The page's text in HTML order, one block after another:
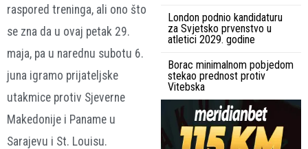
raspored treninga, ali ono što
se zna da u ovaj petak 29.
maja, pa u narednu subotu 6.
juna igramo prijateljske
utakmice protiv Sjeverne
Makedonije i Paname u
Sarajevu i St. Louisu.
London podnio kandidaturu
za Svjetsko prvenstvo u
atletici 2029. godine
Borac minimalnom pobjedom
stekao prednost protiv
Vitebska